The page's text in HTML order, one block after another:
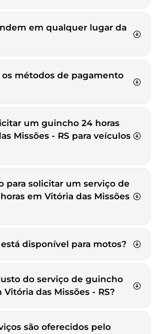
em qualquer lugar da
os métodos de pagamento
um guincho 24 horas
Missões - RS para veículos
para solicitar um serviço de
em Vitória das Missões
disponível para motos?
do serviço de guincho
Vitória das Missões - RS?
são oferecidos pelo